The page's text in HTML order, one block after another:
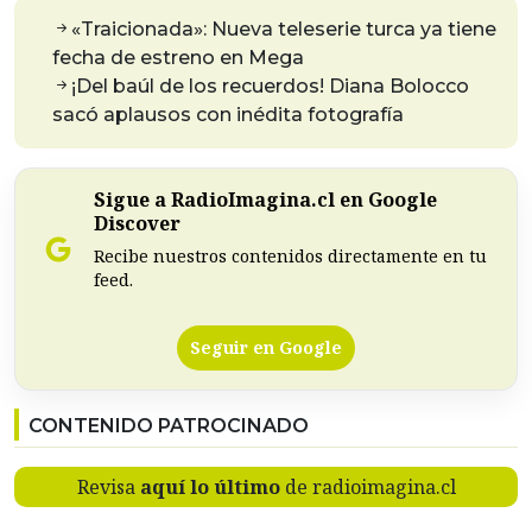
«Traicionada»: Nueva teleserie turca ya tiene
fecha de estreno en Mega
¡Del baúl de los recuerdos! Diana Bolocco
sacó aplausos con inédita fotografía
Sigue a RadioImagina.cl en Google
Discover
Recibe nuestros contenidos directamente en tu
feed.
Seguir en Google
CONTENIDO PATROCINADO
Revisa aquí lo últimode radioimagina.cl